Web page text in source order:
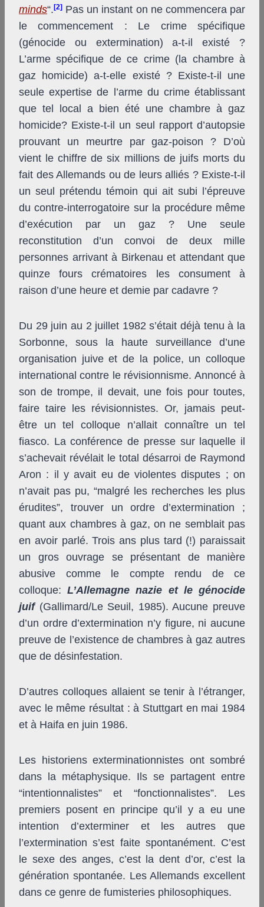
minds“. [2] Pas un instant on ne commencera par
le commencement : Le crime spécifique
(génocide ou extermination) a-t-il existé ?
L’arme spécifique de ce crime (la chambre à
gaz homicide) a-t-elle existé ? Existe-t-il une
seule expertise de l’arme du crime établissant
que tel local a bien été une chambre à gaz
homicide? Existe-t-il un seul rapport d’autopsie
prouvant un meurtre par gaz-poison ? D’où
vient le chiffre de six millions de juifs morts du
fait des Allemands ou de leurs alliés ? Existe-t-il
un seul prétendu témoin qui ait subi l’épreuve
du contre-interrogatoire sur la procédure même
d’exécution par un gaz ? Une seule
reconstitution d’un convoi de deux mille
personnes arrivant à Birkenau et attendant que
quinze fours crématoires les consument à
raison d’une heure et demie par cadavre ?
Du 29 juin au 2 juillet 1982 s’était déjà tenu à la
Sorbonne, sous la haute surveillance d’une
organisation juive et de la police, un colloque
international contre le révisionnisme. Annoncé à
son de trompe, il devait, une fois pour toutes,
faire taire les révisionnistes. Or, jamais peut-
être un tel colloque n’allait connaître un tel
fiasco. La conférence de presse sur laquelle il
s’achevait révélait le total désarroi de Raymond
Aron : il y avait eu de violentes disputes ; on
n’avait pas pu, “malgré les recherches les plus
érudites”, trouver un ordre d’extermination ;
quant aux chambres à gaz, on ne semblait pas
en avoir parlé. Trois ans plus tard (!) paraissait
un gros ouvrage se présentant de manière
abusive comme le compte rendu de ce
colloque:L’Allemagne nazie et le génocide
juif (Gallimard/Le Seuil, 1985). Aucune preuve
d’un ordre d’extermination n’y figure, ni aucune
preuve de l’existence de chambres à gaz autres
que de désinfestation.
D’autres colloques allaient se tenir à l’étranger,
avec le même résultat : à Stuttgart en mai 1984
et à Haifa en juin 1986.
Les historiens exterminationnistes ont sombré
dans la métaphysique. Ils se partagent entre
“intentionnalistes” et “fonctionnalistes”. Les
premiers posent en principe qu’il y a eu une
intention d’exterminer et les autres que
l’extermination s’est faite spontanément. C’est
le sexe des anges, c’est la dent d’or, c’est la
génération spontanée. Les Allemands excellent
dans ce genre de fumisteries philosophiques.